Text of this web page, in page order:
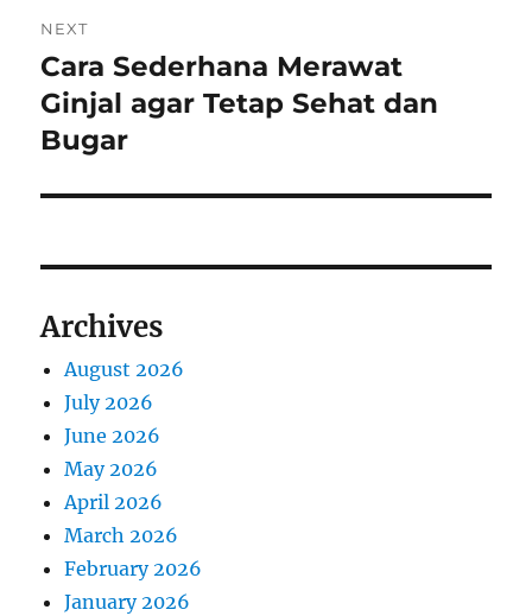
NEXT
Next
post:
Cara Sederhana Merawat
Ginjal agar Tetap Sehat dan
Bugar
Archives
August 2026
July 2026
June 2026
May 2026
April 2026
March 2026
February 2026
January 2026